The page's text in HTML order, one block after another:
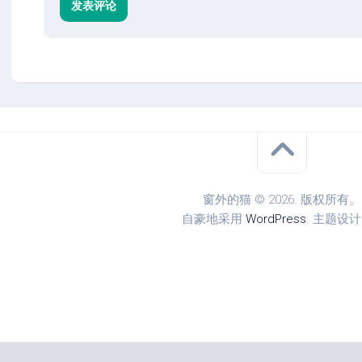
窗外的猫 © 2026. 版权所有。
自豪地采用 WordPress. 主题设计